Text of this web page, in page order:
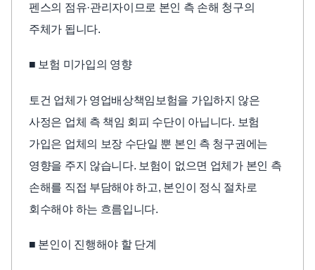
펜스의 점유·관리자이므로 본인 측 손해 청구의
주체가 됩니다.
■ 보험 미가입의 영향
토건 업체가 영업배상책임보험을 가입하지 않은
사정은 업체 측 책임 회피 수단이 아닙니다. 보험
가입은 업체의 보장 수단일 뿐 본인 측 청구권에는
영향을 주지 않습니다. 보험이 없으면 업체가 본인 측
손해를 직접 부담해야 하고, 본인이 정식 절차로
회수해야 하는 흐름입니다.
■ 본인이 진행해야 할 단계